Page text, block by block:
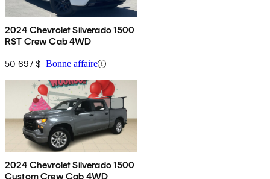
2024 Chevrolet Silverado 1500
RST Crew Cab 4WD
50 697 $ Bonne affaire
2024 Chevrolet Silverado 1500
Custom Crew Cab 4WD